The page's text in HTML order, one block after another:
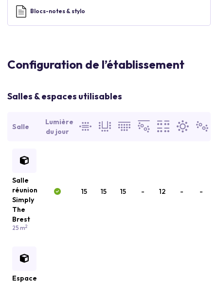
Blocs-notes & stylo
Configuration de l’établissement
Salles & espaces utilisables
Salle
Lumière
du jour
Salle
réunion
Simply
The
Brest
25 m2
15 15 15 - 12 - -
Espace